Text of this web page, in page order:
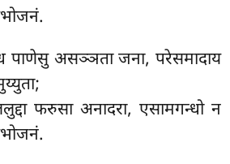
पाणेसु असञ्ञता जना, परेसमादाय
फरुसा अनादरा, एसामगन्धो न